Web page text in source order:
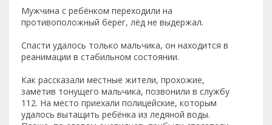
Мужчина с ребёнком переходили на
противоположный берег, лёд не выдержал.
Спасти удалось только мальчика, он находится в
реанимации в стабильном состоянии.
Как рассказали местные жители, прохожие,
заметив тонущего мальчика, позвонили в службу
112. На место приехали полицейские, которым
удалось вытащить ребёнка из ледяной воды.